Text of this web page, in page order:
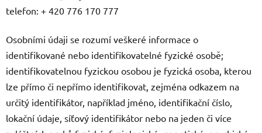
telefon: + 420 776 170 777
Osobními údaji se rozumí veškeré informace o
identifikované nebo identifikovatelné fyzické osobě;
identifikovatelnou fyzickou osobou je fyzická osoba, kterou
lze přímo či nepřímo identifikovat, zejména odkazem na
určitý identifikátor, například jméno, identifikační číslo,
lokační údaje, síťový identifikátor nebo na jeden či více